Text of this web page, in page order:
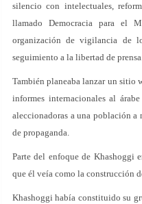
silencio con intelectuales,
llamado Democracia para el
organización de vigilancia de
seguimiento a la libertad de
También planeaba lanzar un sitio
informes internacionales al
aleccionadoras a una población a
de propaganda.
Parte del enfoque de Khashoggi
que él veía como la construcción
Khashoggi había constituido su